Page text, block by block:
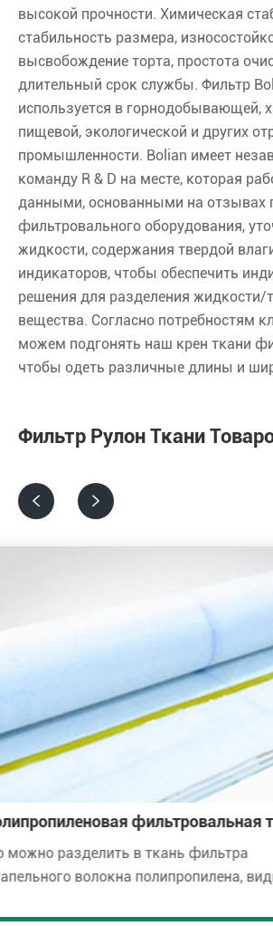
высокой прочности. Химическая
стабильность размера,
высвобождение торта, простота
длительный срок службы. Фильтр
используется в горнодобывающей,
пищевой, экологической и других
промышленности. Bolian имеет
команду R & D на месте, которая
данными, основанными на отзывах
фильтровального оборудования,
жидкости, содержания твердой
индикаторов, чтобы обеспечить
решения для разделения жидкости/
вещества. Согласно потребностям
можем подгонять наш крен ткани
чтобы одеть различные длины и
Фильтр Рулон Ткани
 
Полиэфирная фильтровальная
Устойчивость к кислотам и
износостойкость, коррозионная